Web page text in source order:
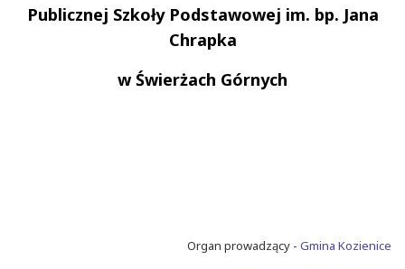
Publicznej Szkoły Podstawowej im. bp. Jana
Chrapka
w Świerżach Górnych
Organ prowadzący - Gmina Kozienice